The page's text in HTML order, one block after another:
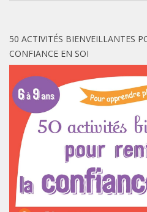
50 ACTIVITÉS BIENVEILLANTES
CONFIANCE EN SOI